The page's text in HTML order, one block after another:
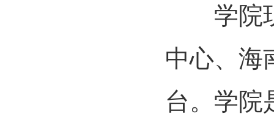
学院现
中心、海
台。学院